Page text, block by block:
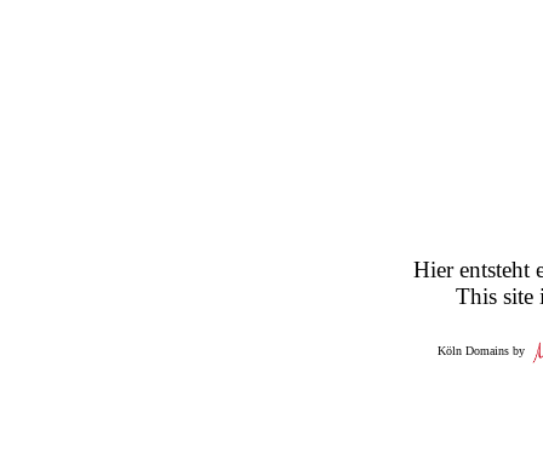
Hier entsteht
This site
Köln Domains by